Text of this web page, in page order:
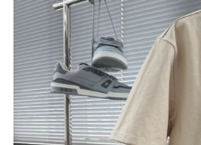
ー
登
録
ー
ダ
ー
お
知
ら
yoyocopys@gmail.com
2026春の新作続々更新中！期間
新作入荷！ルイ・ヴィトンスー